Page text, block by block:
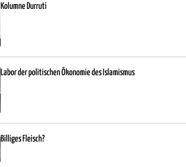
Kolumne Durruti
Labor der politischen Ökonomie des Islamismus
Billiges Fleisch?